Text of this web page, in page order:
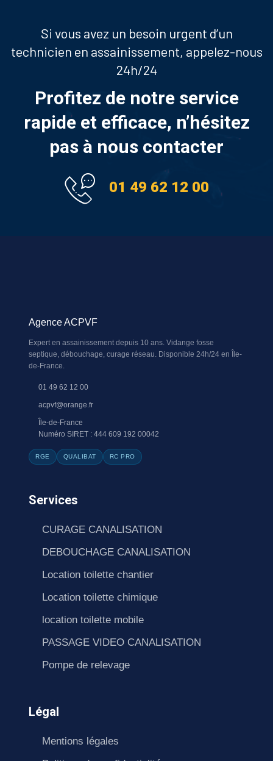
Si vous avez un besoin urgent d’un
technicien en assainissement, appelez-nous
24h/24
Profitez de notre service
rapide et efficace, n’hésitez
pas à nous contacter
01 49 62 12 00
Agence ACPVF
Expert en assainissement depuis 10 ans. Vidange fosse
septique, débouchage, curage réseau. Disponible 24h/24 en Île-
de-France.
01 49 62 12 00
acpvf@orange.fr
Île-de-France
Numéro SIRET : 444 609 192 00042
RGE QUALIBAT RC PRO
Services
CURAGE CANALISATION
DEBOUCHAGE CANALISATION
Location toilette chantier
Location toilette chimique
location toilette mobile
PASSAGE VIDEO CANALISATION
Pompe de relevage
Légal
Mentions légales